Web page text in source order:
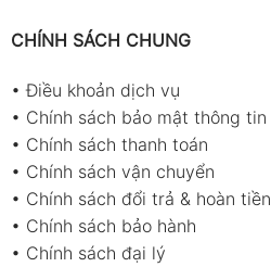
CHÍNH SÁCH CHUNG
•Điều khoản dịch vụ
• Chính sách bảo mật thông tin
• Chính sách thanh toán
• Chính sách vận chuyển
• Chính sách đổi trả & hoàn tiền
• Chính sách bảo hành
• Chính sách đại lý